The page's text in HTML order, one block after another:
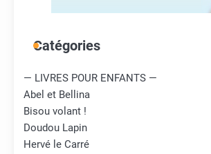
Catégories
— LIVRES POUR ENFANTS —
Abel et Bellina
Bisou volant !
Doudou Lapin
Hervé le Carré